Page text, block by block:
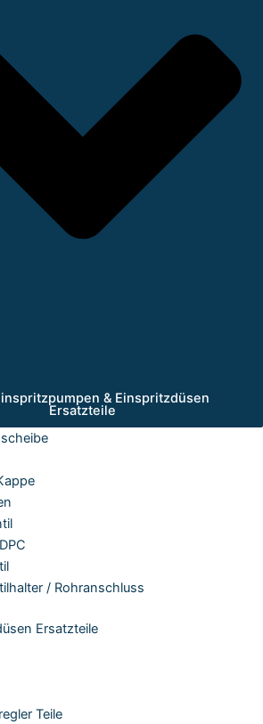
& Einspritzdüsen
Ersatzteile
/ Rohranschluss
Ersatzteile
Teile